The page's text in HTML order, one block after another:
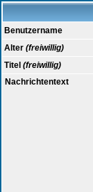
Benutzername
Alter (freiwillig)
Titel (freiwillig)
Nachrichtentext